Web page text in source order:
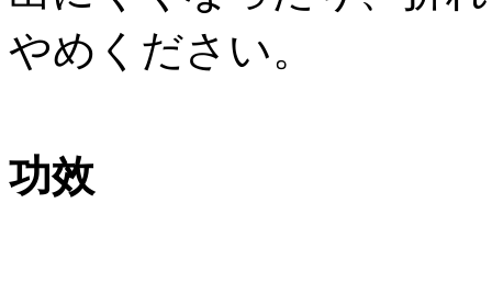
やめください。
功效